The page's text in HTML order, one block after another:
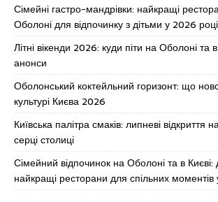
Сімейні гастро-мандрівки: найкращі
Оболоні для відпочинку з дітьми у 2026 році
Літні вікенди 2026: куди піти на Оболоні та в
анонси
Оболонський коктейльний горизонт: що
культурі Києва 2026
Київська палітра смаків: липневі відкриття
серці столиці
Сімейний відпочинок на Оболоні та в Києві:
найкращі ресторани для спільних